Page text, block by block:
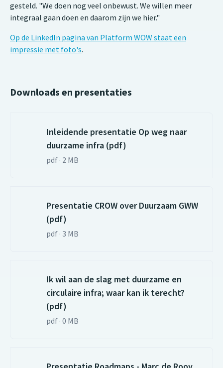
gesteld. "We doen nog veel onbewust. We willen meer
integraal gaan doen en daarom zijn we hier."
Op de LinkedIn pagina van Platform WOW staat een
impressie met foto's.
Downloads en presentaties
Inleidende presentatie Op weg naar
duurzame infra (pdf)
pdf · 2 MB
Presentatie CROW over Duurzaam GWW
(pdf)
pdf · 3 MB
Ik wil aan de slag met duurzame en
circulaire infra; waar kan ik terecht?
(pdf)
pdf · 0 MB